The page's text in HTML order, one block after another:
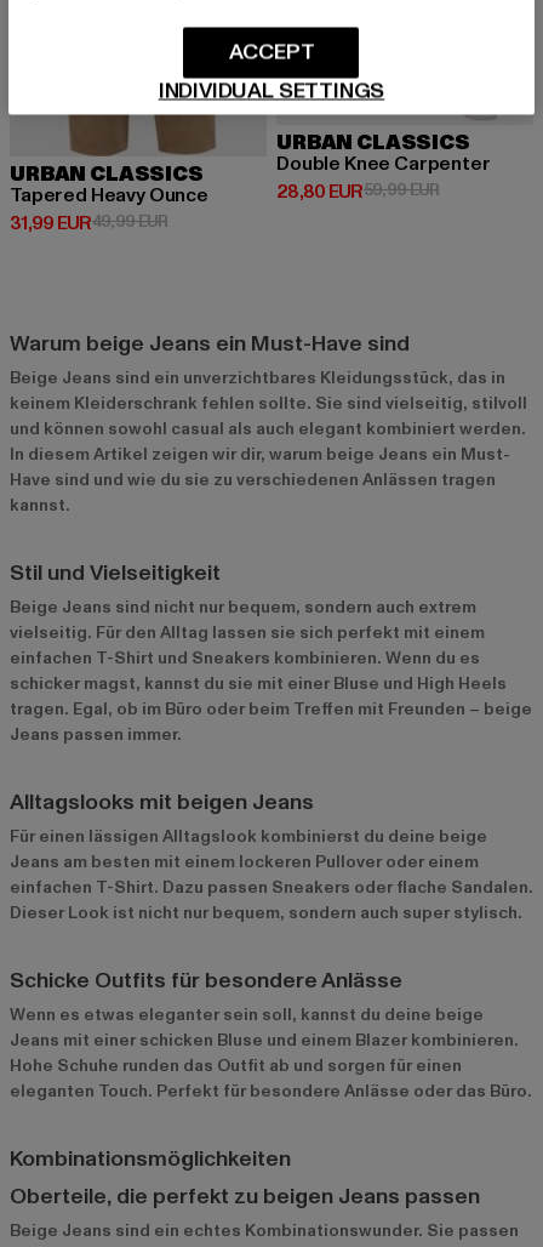
URBAN CLASSICS
Tapered Heavy Ounce
31,99 EUR
Derzeitiger Preis: 31,99 EUR
49,99 EURAktionspreis: 49,99 EUR
URBAN CLASSICS
Double Knee Carpenter
28,80 EUR
Derzeitiger Preis: 28,80 EUR
59,99 EURAktionspreis:
Warum beige Jeans ein Must-Have sind
Beige Jeans sind ein unverzichtbares Kleidungsstück, das in
keinem Kleiderschrank fehlen sollte. Sie sind vielseitig, stilvoll
und können sowohl casual als auch elegant kombiniert werden.
In diesem Artikel zeigen wir dir, warum beige Jeans ein Must-
Have sind und wie du sie zu verschiedenen Anlässen tragen
kannst.
Stil und Vielseitigkeit
Beige Jeans sind nicht nur bequem, sondern auch extrem
vielseitig. Für den Alltag lassen sie sich perfekt mit einem
einfachen T-Shirt und Sneakers kombinieren. Wenn du es
schicker magst, kannst du sie mit einer Bluse und High Heels
tragen. Egal, ob im Büro oder beim Treffen mit Freunden – beige
Jeans passen immer.
Alltagslooks mit beigen Jeans
Für einen lässigen Alltagslook kombinierst du deine beige
Jeans am besten mit einem lockeren Pullover oder einem
einfachen T-Shirt. Dazu passen Sneakers oder flache Sandalen.
Dieser Look ist nicht nur bequem, sondern auch super stylisch.
Schicke Outfits für besondere Anlässe
Wenn es etwas eleganter sein soll, kannst du deine beige
Jeans mit einer schicken Bluse und einem Blazer kombinieren.
Hohe Schuhe runden das Outfit ab und sorgen für einen
eleganten Touch. Perfekt für besondere Anlässe oder das Büro.
Kombinationsmöglichkeiten
Oberteile, die perfekt zu beigen Jeans passen
Beige Jeans sind ein echtes Kombinationswunder. Sie passen
INDIVIDUAL SETTINGS
ACCEPT